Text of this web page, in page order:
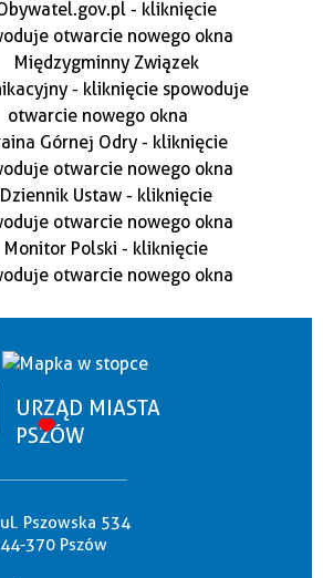
URZĄD MIASTA
PSZÓW
ul. Pszowska 534
44-370 Pszów